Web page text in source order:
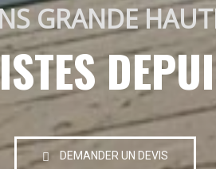
GRANDE
DEMANDER UN DEVIS